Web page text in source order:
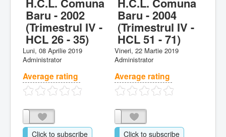
Baru - 2002
(Trimestrul IV -
HCL 26 - 35)
Luni, 08 Aprilie 2019
Administrator
Average rating
Click to subscribe
Baru - 2004
(Trimestrul IV -
HCL 51 - 71)
Vineri, 22 Martie 2019
Administrator
Average rating
Click to subscribe